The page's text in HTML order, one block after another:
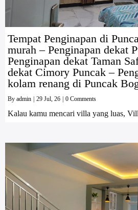
Tempat Penginapan di
murah – Penginapan dekat
Penginapan dekat Taman
dekat Cimory Puncak –
kolam renang di Puncak
By admin | 29 Jul, 26 | 0 Comments
Kalau kamu mencari villa yang luas,